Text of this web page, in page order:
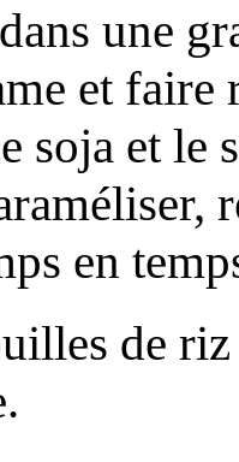
une
et
soja et le
en
de